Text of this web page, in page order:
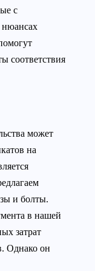
с
нюансах
соответствия
может
на
и болты.
в нашей
затрат
Однако он